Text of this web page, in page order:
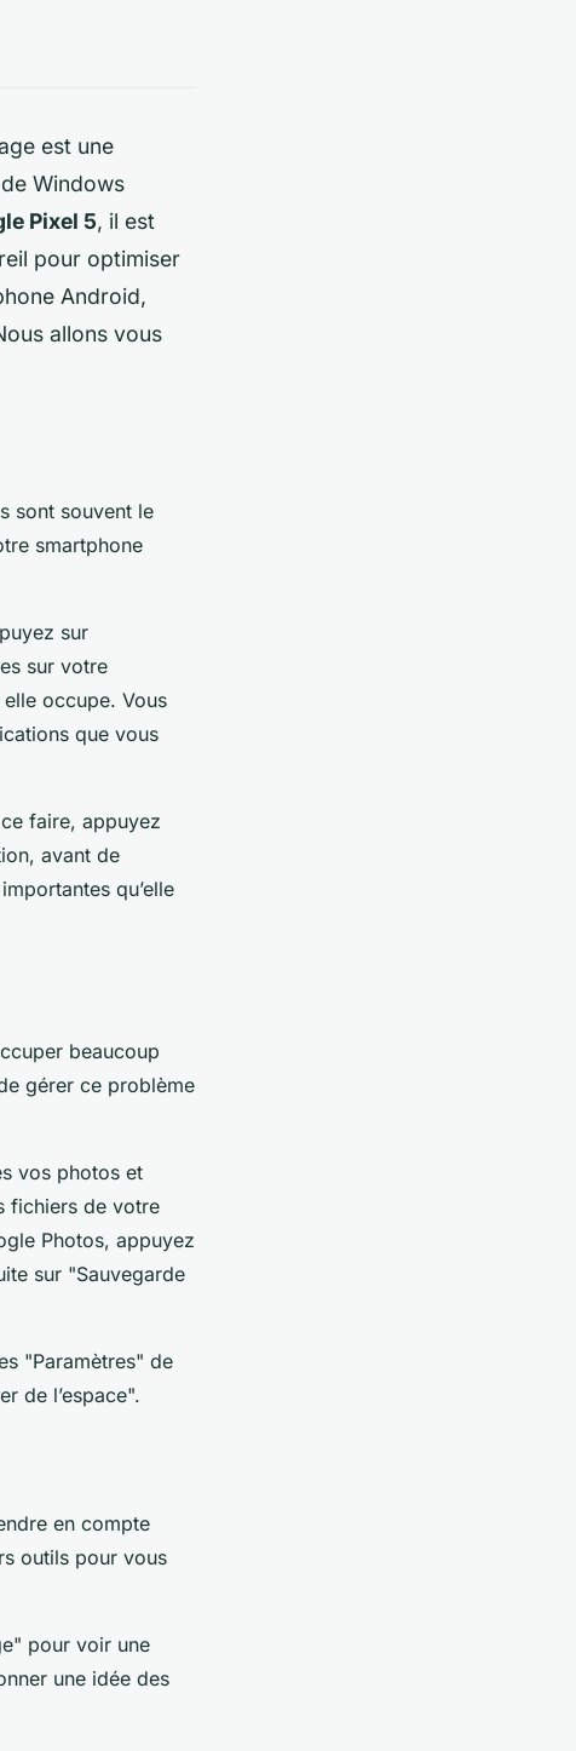
est une
Windows
Pixel 5, il est
pour optimiser
Android,
allons vous
sont souvent le
smartphone
sur
sur votre
occupe. Vous
que vous
faire, appuyez
avant de
qu’elle
beaucoup
gérer ce problème
vos photos et
fichiers de votre
Photos, appuyez
sur "Sauvegarde
"Paramètres" de
de l’espace".
en compte
outils pour vous
pour voir une
une idée des